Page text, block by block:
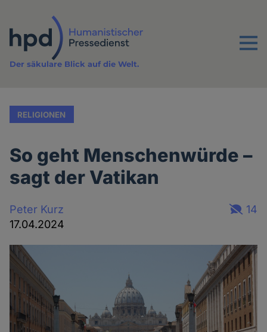
Inhalt
Menu
Der säkulare Blick auf die Welt.
RELIGIONEN
So geht Menschenwürde –
sagt der Vatikan
Peter Kurz
17.04.2024
14